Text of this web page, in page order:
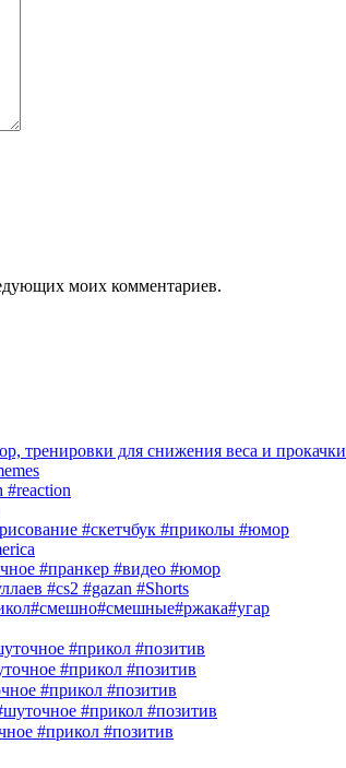
моих комментариев.
тренировки для снижения веса и прокачки
#reaction
#скетчбук #приколы #юмор
#пранкер #видео #юмор
#cs2 #gazan #Shorts
#прикол #позитив
#прикол #позитив
#прикол #позитив
#прикол #позитив
#прикол #позитив